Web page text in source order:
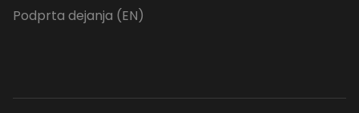
Podprta dejanja (EN)